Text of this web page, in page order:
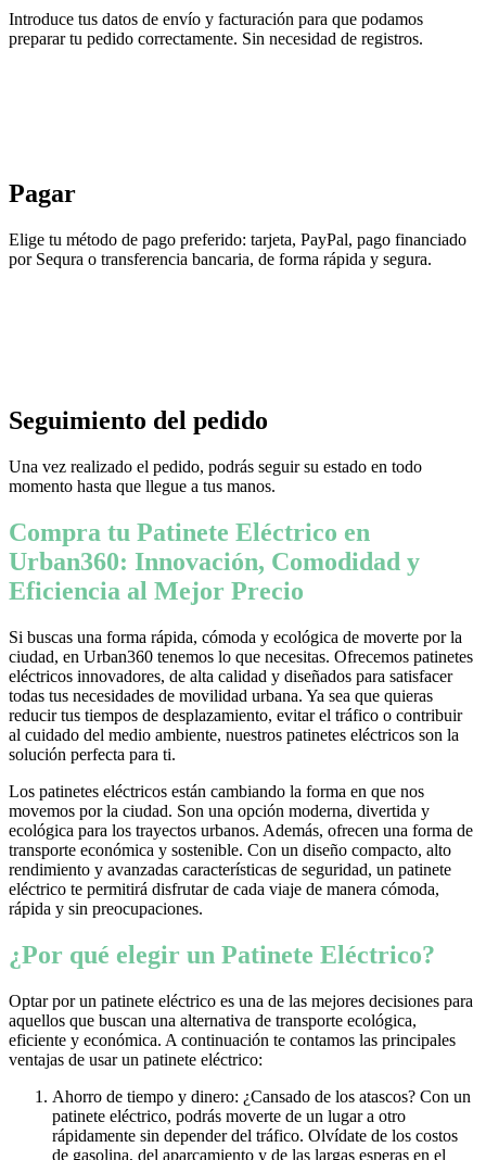
Introduce tus datos de envío y facturación para que podamos
preparar tu pedido correctamente. Sin necesidad de registros.
Pagar
Elige tu método de pago preferido: tarjeta, PayPal, pago financiado
por Sequra o transferencia bancaria, de forma rápida y segura.
Seguimiento del pedido
Una vez realizado el pedido, podrás seguir su estado en todo
momento hasta que llegue a tus manos.
Compra tu Patinete Eléctrico en
Urban360: Innovación, Comodidad y
Eficiencia al Mejor Precio
Si buscas una forma rápida, cómoda y ecológica de moverte por la
ciudad, en Urban360 tenemos lo que necesitas. Ofrecemos patinetes
eléctricos innovadores, de alta calidad y diseñados para satisfacer
todas tus necesidades de movilidad urbana. Ya sea que quieras
reducir tus tiempos de desplazamiento, evitar el tráfico o contribuir
al cuidado del medio ambiente, nuestros patinetes eléctricos son la
solución perfecta para ti.
Los patinetes eléctricos están cambiando la forma en que nos
movemos por la ciudad. Son una opción moderna, divertida y
ecológica para los trayectos urbanos. Además, ofrecen una forma de
transporte económica y sostenible. Con un diseño compacto, alto
rendimiento y avanzadas características de seguridad, un patinete
eléctrico te permitirá disfrutar de cada viaje de manera cómoda,
rápida y sin preocupaciones.
¿Por qué elegir un Patinete Eléctrico?
Optar por un patinete eléctrico es una de las mejores decisiones para
aquellos que buscan una alternativa de transporte ecológica,
eficiente y económica. A continuación te contamos las principales
ventajas de usar un patinete eléctrico:
Ahorro de tiempo y dinero: ¿Cansado de los atascos? Con un
patinete eléctrico, podrás moverte de un lugar a otro
rápidamente sin depender del tráfico. Olvídate de los costos
de gasolina, del aparcamiento y de las largas esperas en el